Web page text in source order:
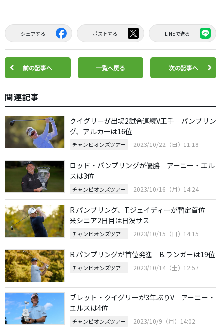
シェアする ポストする LINEで送る
前の記事へ 一覧へ戻る 次の記事へ
関連記事
クイグリーが出場2試合連続V王手 パンプリン
グ、アルカーは16位
チャンピオンズツアー 2023/10/22（日）11:18
ロッド・パンプリングが優勝 アーニー・エル
スは3位
チャンピオンズツアー 2023/10/16（月）14:24
R.パンプリング、T.ジェイディーが暫定首位
米シニア2日目は日没サス
チャンピオンズツアー 2023/10/15（日）14:15
R.パンプリングが首位発進 B.ランガーは19位
チャンピオンズツアー 2023/10/14（土）12:57
ブレット・クイグリーが3年ぶりV アーニー・
エルスは4位
チャンピオンズツアー 2023/10/9（月）14:02